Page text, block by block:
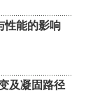
性能的影响
及凝固路径